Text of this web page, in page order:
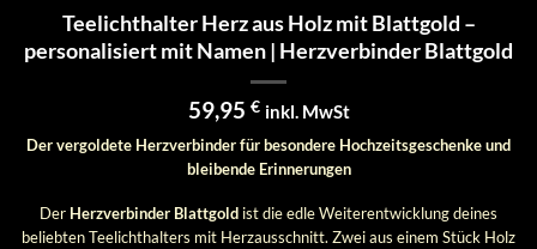
Teelichthalter Herz aus Holz mit Blattgold –
personalisiert mit Namen | Herzverbinder Blattgold
59,95 € inkl. MwSt
Der vergoldete Herzverbinder für besondere Hochzeitsgeschenke und
bleibende Erinnerungen
Der Herzverbinder Blattgold ist die edle Weiterentwicklung deines
beliebten Teelichthalters mit Herzausschnitt. Zwei aus einem Stück Holz